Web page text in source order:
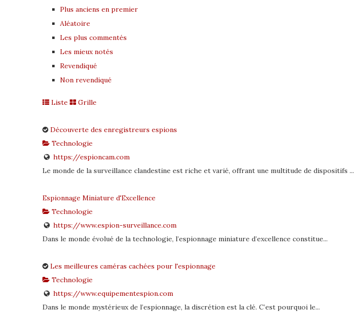
Plus anciens en premier
Aléatoire
Les plus commentés
Les mieux notés
Revendiqué
Non revendiqué
Liste Grille
Découverte des enregistreurs espions
Technologie
https://espioncam.com
Le monde de la surveillance clandestine est riche et varié, offrant une multitude de dispositifs ...
Espionnage Miniature d'Excellence
Technologie
https://www.espion-surveillance.com
Dans le monde évolué de la technologie, l’espionnage miniature d’excellence constitue...
Les meilleures caméras cachées pour l'espionnage
Technologie
https://www.equipementespion.com
Dans le monde mystérieux de l’espionnage, la discrétion est la clé. C’est pourquoi le...